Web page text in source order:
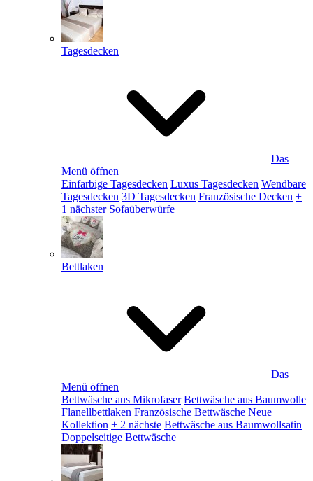
Tagesdecken
Das
Menü öffnen
Einfarbige Tagesdecken Luxus Tagesdecken Wendbare
Tagesdecken 3D Tagesdecken Französische Decken +
1 nächster Sofaüberwürfe
Bettlaken
Das
Menü öffnen
Bettwäsche aus Mikrofaser Bettwäsche aus Baumwolle
Flanellbettlaken Französische Bettwäsche Neue
Kollektion + 2 nächste Bettwäsche aus Baumwollsatin
Doppelseitige Bettwäsche